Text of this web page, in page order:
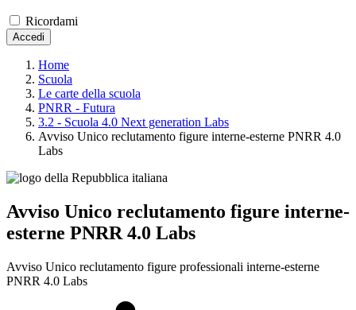
Ricordami
Accedi
Home
Scuola
Le carte della scuola
PNRR - Futura
3.2 - Scuola 4.0 Next generation Labs
Avviso Unico reclutamento figure interne-esterne PNRR 4.0
Labs
Avviso Unico reclutamento figure interne-
esterne PNRR 4.0 Labs
Avviso Unico reclutamento figure professionali interne-esterne
PNRR 4.0 Labs